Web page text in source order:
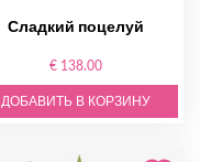
Сладкий поцелуй
€ 138.00
ДОБАВИТЬ В КОРЗИНУ